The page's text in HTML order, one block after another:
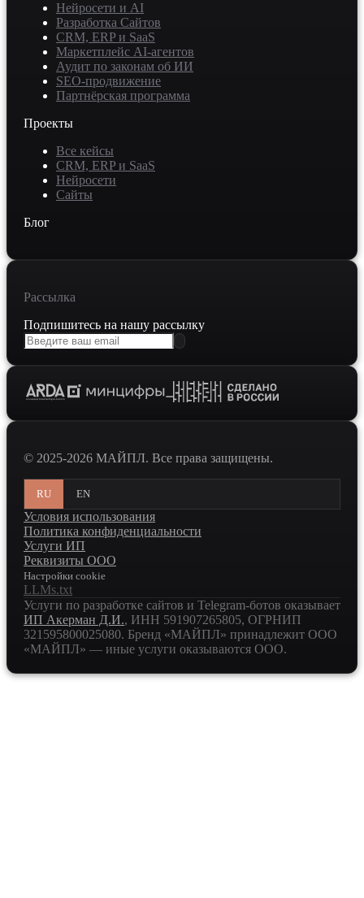
Нейросети и AI
Разработка Сайтов
CRM, ERP и SaaS
Маркетплейс AI-агентов
Аудит по законам об ИИ
SEO-продвижение
Партнёрская программа
Проекты
Все кейсы
CRM, ERP и SaaS
Нейросети
Сайты
Блог
Рассылка
Подпишитесь на нашу рассылку
© 2025-2026 МАЙПЛ. Все права защищены.
RU EN
Условия использования
Политика конфиденциальности
Услуги ИП
Реквизиты ООО
Настройки cookie
LLMs.txt
Услуги по разработке сайтов и Telegram-ботов оказывает
ИП Акерман Д.И., ИНН 591907265805, ОГРНИП
321595800025080. Бренд «МАЙПЛ» принадлежит ООО
«МАЙПЛ» — иные услуги оказываются ООО.